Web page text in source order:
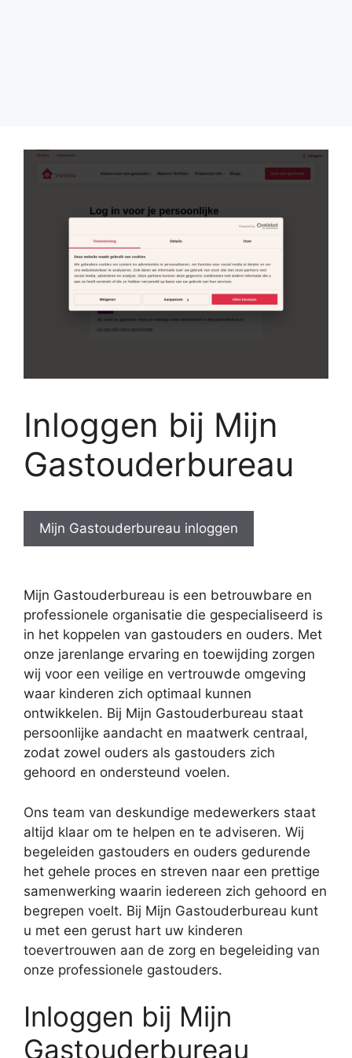
Inloggen bij Mijn
Gastouderbureau
Mijn Gastouderbureau inloggen
Mijn Gastouderbureau is een betrouwbare en
professionele organisatie die gespecialiseerd is
in het koppelen van gastouders en ouders. Met
onze jarenlange ervaring en toewijding zorgen
wij voor een veilige en vertrouwde omgeving
waar kinderen zich optimaal kunnen
ontwikkelen. Bij Mijn Gastouderbureau staat
persoonlijke aandacht en maatwerk centraal,
zodat zowel ouders als gastouders zich
gehoord en ondersteund voelen.
Ons team van deskundige medewerkers staat
altijd klaar om te helpen en te adviseren. Wij
begeleiden gastouders en ouders gedurende
het gehele proces en streven naar een prettige
samenwerking waarin iedereen zich gehoord en
begrepen voelt. Bij Mijn Gastouderbureau kunt
u met een gerust hart uw kinderen
toevertrouwen aan de zorg en begeleiding van
onze professionele gastouders.
Inloggen bij Mijn
Gastouderbureau